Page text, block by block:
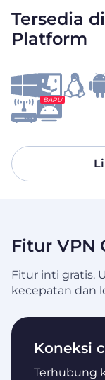
Tersedia
Platform
BARU
Fitur VPN
Fitur inti gratis.
kecepatan dan
Koneksi
Terhubung